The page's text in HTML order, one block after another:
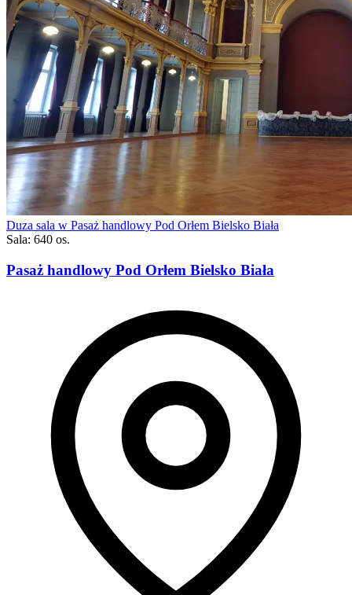
Duza sala w Pasaż handlowy Pod Orłem Bielsko Biała
Sala: 640 os.
Pasaż handlowy Pod Orłem Bielsko Biała